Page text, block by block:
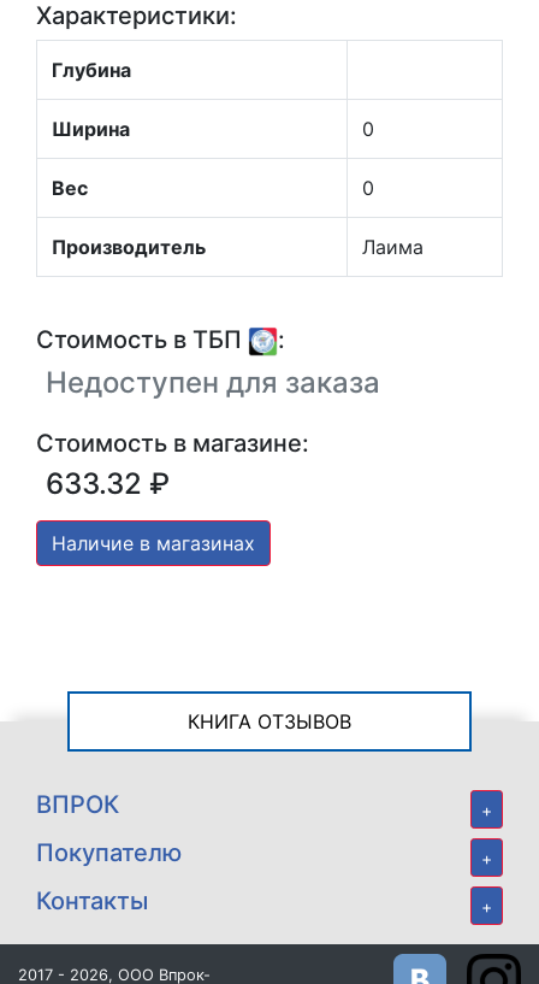
Характеристики:
Глубина
Ширина 0
Вес 0
Производитель Лаима
Стоимость в ТБП :
Недоступен для заказа
Стоимость в магазине:
633.32 ₽
Наличие в магазинах
КНИГА ОТЗЫВОВ
ВПРОК +
Покупателю +
Контакты +
2017 - 2026, ООО Впрок-